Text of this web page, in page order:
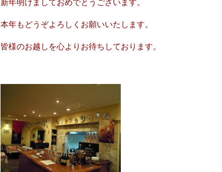
新年明けましておめでとうございます。
本年もどうぞよろしくお願いいたします。
皆様のお越しを心よりお待ちしております。